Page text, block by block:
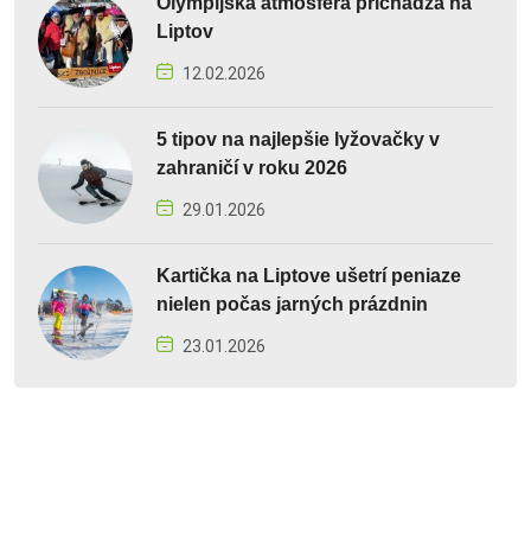
Liptov
12.02.2026
5 tipov na najlepšie lyžovačky v
zahraničí v roku 2026
29.01.2026
Kartička na Liptove ušetrí peniaze
nielen počas jarných prázdnin
23.01.2026